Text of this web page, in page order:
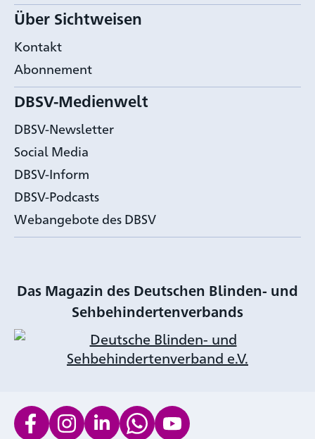
Über Sichtweisen
Kontakt
Abonnement
DBSV-Medienwelt
DBSV-Newsletter
Social Media
DBSV-Inform
DBSV-Podcasts
Webangebote des DBSV
Das Magazin des Deutschen Blinden- und
Sehbehindertenverbands